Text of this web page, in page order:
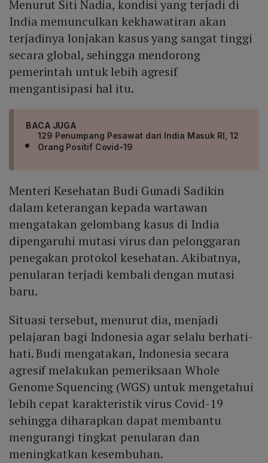
Menurut Siti Nadia, kondisi yang terjadi di
India memunculkan kekhawatiran akan
terjadinya lonjakan kasus yang sangat tinggi
secara global, sehingga mendorong
pemerintah untuk lebih agresif
mengantisipasi hal itu.
BACA JUGA
129 Penumpang Pesawat dari India Masuk RI, 12
Orang Positif Covid-19
Menteri Kesehatan Budi Gunadi Sadikin
dalam keterangan kepada wartawan
mengatakan gelombang kasus di India
dipengaruhi mutasi virus dan pelonggaran
penegakan protokol kesehatan. Akibatnya,
penularan terjadi kembali dengan mutasi
baru.
Situasi tersebut, menurut dia, menjadi
pelajaran bagi Indonesia agar selalu berhati-
hati. Budi mengatakan, Indonesia secara
agresif melakukan pemeriksaan Whole
Genome Squencing (WGS) untuk mengetahui
lebih cepat karakteristik virus Covid-19
sehingga diharapkan dapat membantu
mengurangi tingkat penularan dan
meningkatkan kesembuhan.